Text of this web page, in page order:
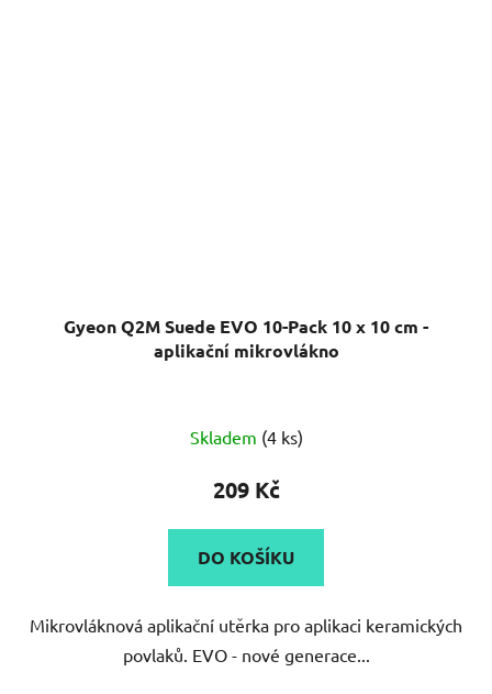
Gyeon Q2M Suede EVO 10-Pack 10 x 10 cm -
aplikační mikrovlákno
hodnocení
je
5,0
z
5
hvězdiček.
Skladem (4 ks)
209 Kč
DO KOŠÍKU
Mikrovláknová aplikační utěrka pro aplikaci keramických
povlaků. EVO - nové generace...